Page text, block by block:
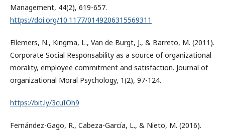
Management, 44(2), 619-657.
https://doi.org/10.1177/0149206315569311
Ellemers, N., Kingma, L., Van de Burgt, J., & Barreto, M. (2011).
Corporate Social Responsability as a source of organizational
morality, employee commitment and satisfaction. Journal of
organizational Moral Psychology, 1(2), 97-124.
https://bit.ly/3cuIOh9
Fernández-Gago, R., Cabeza-García, L., & Nieto, M. (2016).